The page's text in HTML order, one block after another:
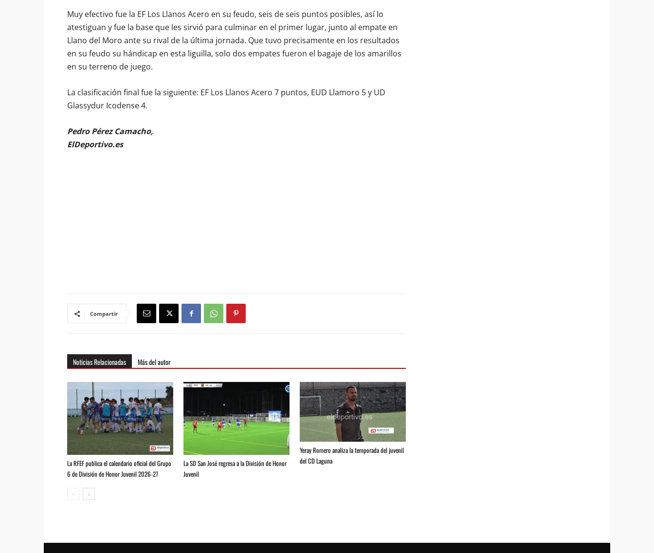
Muy efectivo fue la EF Los Llanos Acero en su feudo, seis de seis puntos posibles, así lo
atestiguan y fue la base que les sirvió para culminar en el primer lugar, junto al empate en
Llano del Moro ante su rival de la última jornada. Que tuvo precisamente en los resultados
en su feudo su hándicap en esta liguilla, solo dos empates fueron el bagaje de los amarillos
en su terreno de juego.
La clasificación final fue la siguiente: EF Los Llanos Acero 7 puntos, EUD Llamoro 5 y UD
Glassydur Icodense 4.
Pedro Pérez Camacho,
ElDeportivo.es
Compartir
Noticias Relacionadas Más del autor
La RFEF publica el calendario oficial del Grupo
6 de División de Honor Juvenil 2026‑27
La SD San José regresa a la División de Honor
Juvenil
Yeray Romero analiza la temporada del juvenil
del CD Laguna